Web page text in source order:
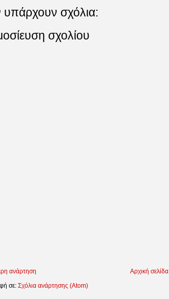
υπάρχουν σχόλια:
σχολίου
ανάρτηση
Αρχική σελίδα
σε: Σχόλια ανάρτησης (Atom)